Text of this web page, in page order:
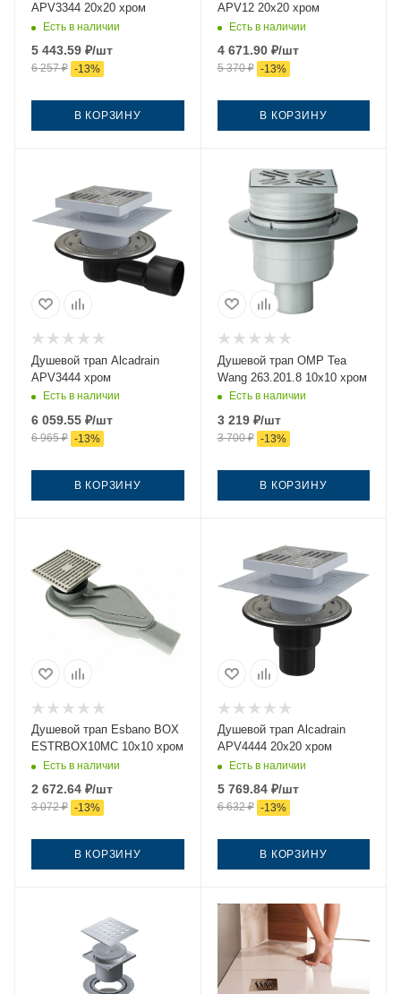
APV3344 20х20 хром
Есть в наличии
5 443.59 ₽/шт
6 257₽ -13%
В КОРЗИНУ
APV12 20х20 хром
Есть в наличии
4 671.90₽/шт
5 370₽ -13%
В КОРЗИНУ
Душевой трап Alcadrain
APV3444 хром
Есть в наличии
6 059.55 ₽/шт
6 965₽ -13%
В КОРЗИНУ
Душевой трап OMP Tea
Wang 263.201.8 10х10 хром
Есть в наличии
3 219₽/шт
3 700₽ -13%
В КОРЗИНУ
Душевой трап Esbano BOX
ESTRBOX10MC 10х10 хром
Есть в наличии
2 672.64 ₽/шт
3 072₽ -13%
В КОРЗИНУ
Душевой трап Alcadrain
APV4444 20х20 хром
Есть в наличии
5 769.84₽/шт
6 632₽ -13%
В КОРЗИНУ